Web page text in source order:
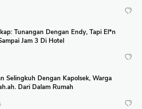
Tunangan Dengan Endy, Tapi El*n
Jam 3 Di Hotel
Selingkuh Dengan Kapolsek, Warga
Dari Dalam Rumah